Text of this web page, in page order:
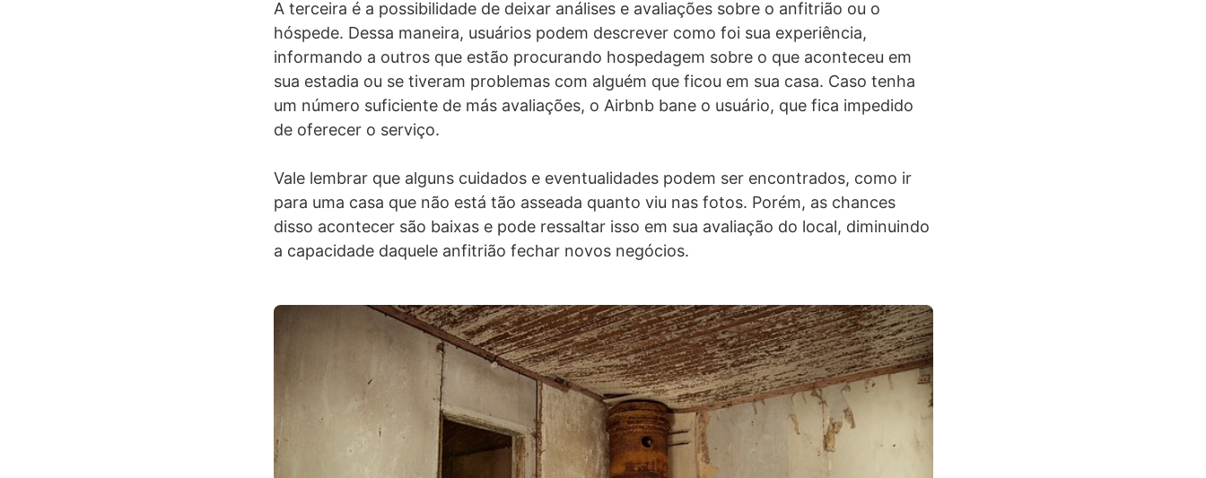
A terceira é a possibilidade de deixar análises e avaliações sobre o anfitrião ou o
hóspede. Dessa maneira, usuários podem descrever como foi sua experiência,
informando a outros que estão procurando hospedagem sobre o que aconteceu em
sua estadia ou se tiveram problemas com alguém que ficou em sua casa. Caso tenha
um número suficiente de más avaliações, o Airbnb bane o usuário, que fica impedido
de oferecer o serviço.
Vale lembrar que alguns cuidados e eventualidades podem ser encontrados, como ir
para uma casa que não está tão asseada quanto viu nas fotos. Porém, as chances
disso acontecer são baixas e pode ressaltar isso em sua avaliação do local, diminuindo
a capacidade daquele anfitrião fechar novos negócios.